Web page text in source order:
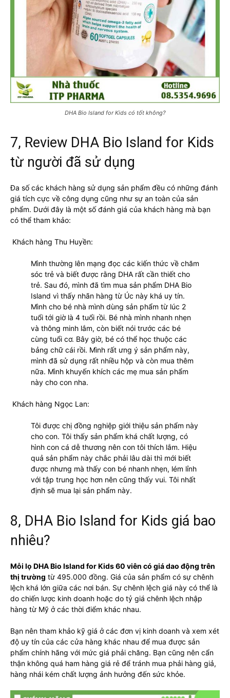
DHA Bio Island for Kids có tốt không?
7, Review DHA Bio Island for Kids
từ người đã sử dụng
Đa số các khách hàng sử dụng sản phẩm đều có những đánh
giá tích cực về công dụng cũng như sự an toàn của sản
phẩm. Dưới đây là một số đánh giá của khách hàng mà bạn
có thể tham khảo:
Khách hàng Thu Huyền:
Mình thường lên mạng đọc các kiến thức về chăm
sóc trẻ và biết được rằng DHA rất cần thiết cho
trẻ. Sau đó, mình đã tìm mua sản phẩm DHA Bio
Island vì thấy nhãn hàng từ Úc này khá uy tín.
Mình cho bé nhà mình dùng sản phẩm từ lúc 2
tuổi tới giờ là 4 tuổi rồi. Bé nhà mình nhanh nhẹn
và thông minh lắm, còn biết nói trước các bé
cùng tuổi cơ. Bây giờ, bé có thể học thuộc các
bảng chữ cái rồi. Mình rất ưng ý sản phẩm này,
mình đã sử dụng rất nhiều hộp và còn mua thêm
nữa. Mình khuyến khích các mẹ mua sản phẩm
này cho con nha.
Khách hàng Ngọc Lan:
Tôi được chị đồng nghiệp giới thiệu sản phẩm này
cho con. Tôi thấy sản phẩm khá chất lượng, có
hình con cá dễ thương nên con tôi thích lắm. Hiệu
quả sản phẩm này chắc phải lâu dài thì mới biết
được nhưng mà thấy con bé nhanh nhẹn, lém lỉnh
với tập trung học hơn nên cũng thấy vui. Tôi nhất
định sẽ mua lại sản phẩm này.
8, DHA Bio Island for Kids giá bao
nhiêu?
Mỗi lọ DHA Bio Island for Kids 60 viên có giá dao động trên
thị trường từ 495.000 đồng. Giá của sản phẩm có sự chênh
lệch khá lớn giữa các nơi bán. Sự chênh lệch giá này có thể là
do chiến lược kinh doanh hoặc do tỷ giá chênh lệch nhập
hàng từ Mỹ ở các thời điểm khác nhau.
Bạn nên tham khảo kỹ giá ở các đơn vị kinh doanh và xem xét
độ uy tín của các cửa hàng khác nhau để mua được sản
phẩm chính hãng với mức giá phải chăng. Bạn cũng nên cẩn
thận không quá ham hàng giá rẻ để tránh mua phải hàng giả,
hàng nhái kém chất lượng ảnh hưởng đến sức khỏe.